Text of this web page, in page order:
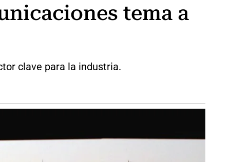
tema a
clave para la industria.